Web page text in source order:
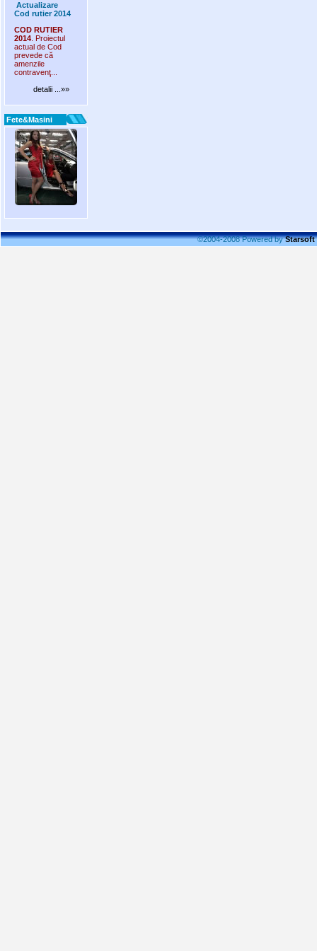
Actualizare
Cod rutier 2014
COD RUTIER
2014 . Proiectul
actual de Cod
prevede că
amenzile
contravenţ...
detalii ...»»
Fete&Masini
©2004-2008 Powered byStarsoft